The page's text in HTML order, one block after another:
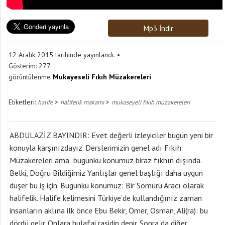
Mp3 İndir
12 Aralık 2015 tarihinde yayınlandı.
Gösterim: 277
görüntülenme Mukayeseli Fıkıh Müzakereleri
Etiketleri: halife> halifelik makamı> mukaseyeli fıkıh müzakereleri
ABDULAZİZ BAYINDIR: Evet değerli izleyiciler bugün yeni bir
konuyla karşınızdayız. Derslerimizin genel adı Fıkıh
Müzakereleri ama bugünkü konumuz biraz fıkhın dışında.
Belki, Doğru Bildiğimiz Yanlışlar genel başlığı daha uygun
düşer bu iş için. Bugünkü konumuz: Bir Sömürü Aracı olarak
halifelik. Halife kelimesini Türkiye’de kullandığınız zaman
insanların aklına ilk önce Ebu Bekir, Ömer, Osman, Ali(ra): bu
dördü gelir. Onlara hulafai raşidin denir. Sonra da diğer